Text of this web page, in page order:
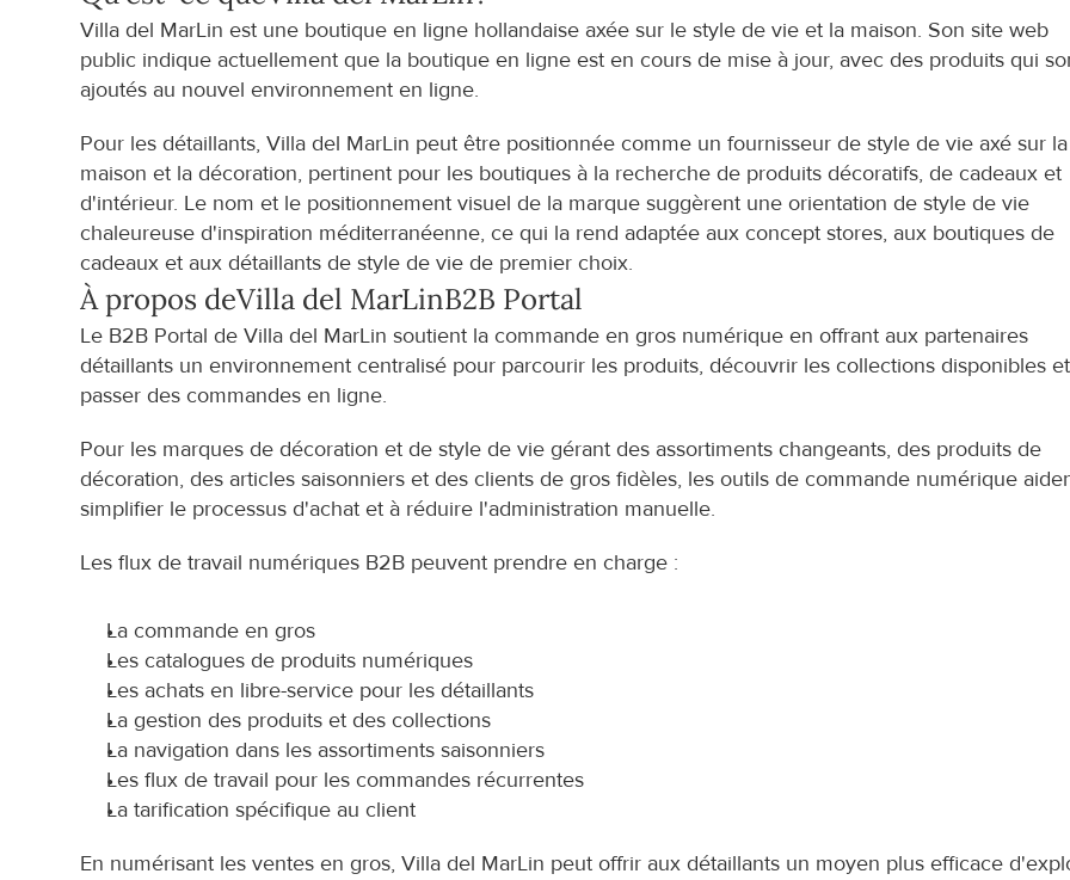
Villa del MarLin est une boutique en ligne hollandaise axée sur le style de vie et la maison. Son site web
public indique actuellement que la boutique en ligne est en cours de mise à jour, avec des produits qui
ajoutés au nouvel environnement en ligne.
Pour les détaillants, Villa del MarLin peut être positionnée comme un fournisseur de style de vie axé sur la
maison et la décoration, pertinent pour les boutiques à la recherche de produits décoratifs, de cadeaux et
d'intérieur. Le nom et le positionnement visuel de la marque suggèrent une orientation de style de vie
chaleureuse d'inspiration méditerranéenne, ce qui la rend adaptée aux concept stores, aux boutiques de
cadeaux et aux détaillants de style de vie de premier choix.
À propos deVilla del MarLinB2B Portal
Le B2B Portal de Villa del MarLin soutient la commande en gros numérique en offrant aux partenaires
détaillants un environnement centralisé pour parcourir les produits, découvrir les collections disponibles et
passer des commandes en ligne.
Pour les marques de décoration et de style de vie gérant des assortiments changeants, des produits de
décoration, des articles saisonniers et des clients de gros fidèles, les outils de commande numérique
simplifier le processus d'achat et à réduire l'administration manuelle.
Les flux de travail numériques B2B peuvent prendre en charge :
La commande en gros
Les catalogues de produits numériques
Les achats en libre-service pour les détaillants
La gestion des produits et des collections
La navigation dans les assortiments saisonniers
Les flux de travail pour les commandes récurrentes
La tarification spécifique au client
En numérisant les ventes en gros, Villa del MarLin peut offrir aux détaillants un moyen plus efficace